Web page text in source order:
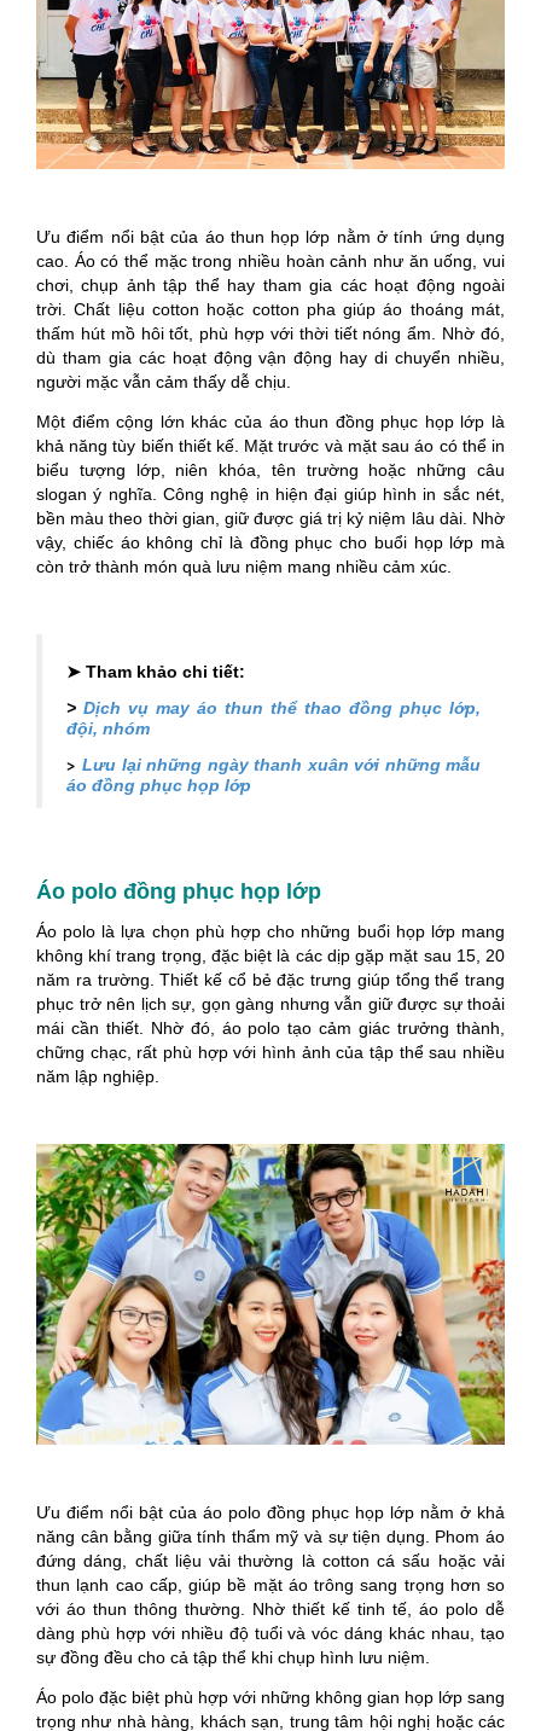
Ưu điểm nổi bật của áo thun họp lớp nằm ở tính ứng dụng
cao. Áo có thể mặc trong nhiều hoàn cảnh như ăn uống, vui
chơi, chụp ảnh tập thể hay tham gia các hoạt động ngoài
trời. Chất liệu cotton hoặc cotton pha giúp áo thoáng mát,
thấm hút mồ hôi tốt, phù hợp với thời tiết nóng ẩm. Nhờ đó,
dù tham gia các hoạt động vận động hay di chuyển nhiều,
người mặc vẫn cảm thấy dễ chịu.
Một điểm cộng lớn khác của áo thun đồng phục họp lớp là
khả năng tùy biến thiết kế. Mặt trước và mặt sau áo có thể in
biểu tượng lớp, niên khóa, tên trường hoặc những câu
slogan ý nghĩa. Công nghệ in hiện đại giúp hình in sắc nét,
bền màu theo thời gian, giữ được giá trị kỷ niệm lâu dài. Nhờ
vậy, chiếc áo không chỉ là đồng phục cho buổi họp lớp mà
còn trở thành món quà lưu niệm mang nhiều cảm xúc.
➤ Tham khảo chi tiết:
> Dịch vụ may áo thun thể thao đồng phục lớp,
đội, nhóm
>Lưu lại những ngày thanh xuân với những mẫu
áo đồng phục họp lớp
Áo polo đồng phục họp lớp
Áo polo là lựa chọn phù hợp cho những buổi họp lớp mang
không khí trang trọng, đặc biệt là các dịp gặp mặt sau 15, 20
năm ra trường. Thiết kế cổ bẻ đặc trưng giúp tổng thể trang
phục trở nên lịch sự, gọn gàng nhưng vẫn giữ được sự thoải
mái cần thiết. Nhờ đó, áo polo tạo cảm giác trưởng thành,
chững chạc, rất phù hợp với hình ảnh của tập thể sau nhiều
năm lập nghiệp.
Ưu điểm nổi bật của áo polo đồng phục họp lớp nằm ở khả
năng cân bằng giữa tính thẩm mỹ và sự tiện dụng. Phom áo
đứng dáng, chất liệu vải thường là cotton cá sấu hoặc vải
thun lạnh cao cấp, giúp bề mặt áo trông sang trọng hơn so
với áo thun thông thường. Nhờ thiết kế tinh tế, áo polo dễ
dàng phù hợp với nhiều độ tuổi và vóc dáng khác nhau, tạo
sự đồng đều cho cả tập thể khi chụp hình lưu niệm.
Áo polo đặc biệt phù hợp với những không gian họp lớp sang
trọng như nhà hàng, khách sạn, trung tâm hội nghị hoặc các